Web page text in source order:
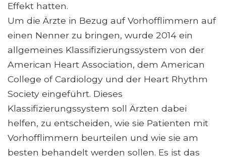
Effekt hatten.
Um die Ärzte in Bezug auf Vorhofflimmern auf
einen Nenner zu bringen, wurde 2014 ein
allgemeines Klassifizierungssystem von der
American Heart Association, dem American
College of Cardiology und der Heart Rhythm
Society eingeführt. Dieses
Klassifizierungssystem soll Ärzten dabei
helfen, zu entscheiden, wie sie Patienten mit
Vorhofflimmern beurteilen und wie sie am
besten behandelt werden sollen. Es ist das